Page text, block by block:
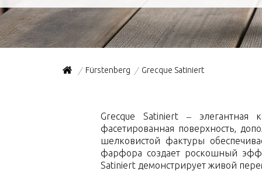
/ Fürstenberg / Grecque Satiniert
Grecque Satiniert – элегантная
фасетированная поверхность,
шелковистой фактуры
фарфора создает роскошный
Satiniert демонстрирует живой